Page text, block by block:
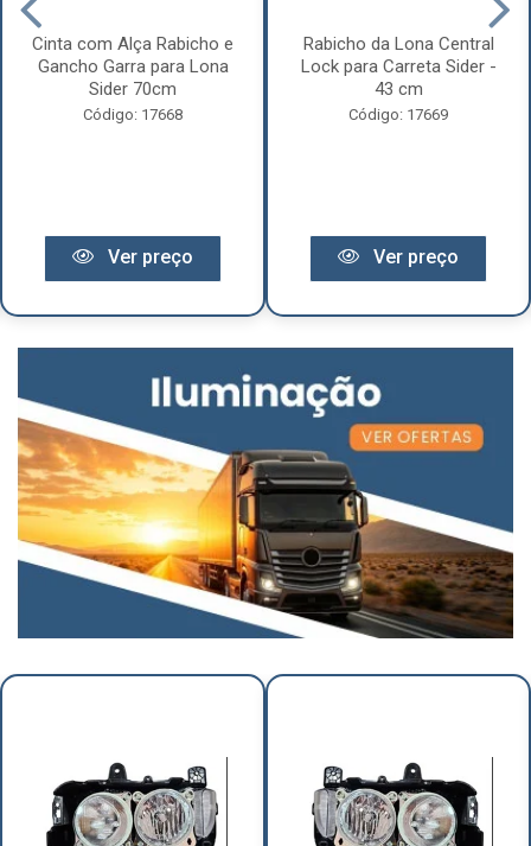
Cinta com Alça Rabicho e
Gancho Garra para Lona
Sider 70cm
Código: 17668
Ver preço
Rabicho da Lona Central
Lock para Carreta Sider -
43 cm
Código: 17669
Ver preço